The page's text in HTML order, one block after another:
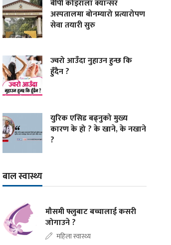
बीपी कोइराला क्यान्सर
अस्पतालमा बोनम्यारो प्रत्यारोपण
सेवा तयारी सुरु
ज्वरो आउँदा नुहाउन हुन्छ कि
हुँदैन ?
युरिक एसिड बढ्नुको मुख्य
कारण के हो ? के खाने, के नखाने
?
बाल स्वास्थ्य
मौसमी फ्लुबाट बच्चालाई कसरी
जोगाउने ?
महिला स्वास्थ्य